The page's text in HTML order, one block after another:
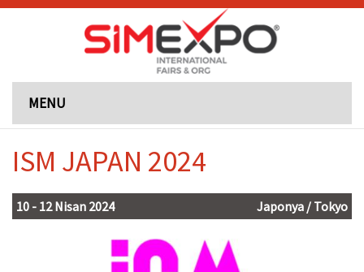
MENU
ISM JAPAN 2024
10 - 12 Nisan 2024 Japonya / Tokyo